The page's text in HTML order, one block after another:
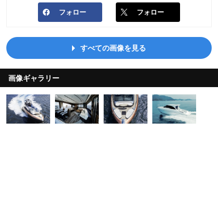
フォロー フォロー
すべての画像を見る
画像ギャラリー